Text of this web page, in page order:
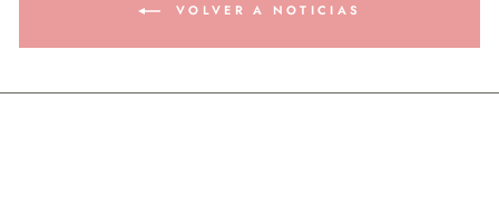
VOLVER A NOTICIAS